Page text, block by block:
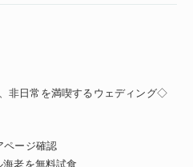
非日常を満喫するウェディング◇
ページ確認
老を無料試食